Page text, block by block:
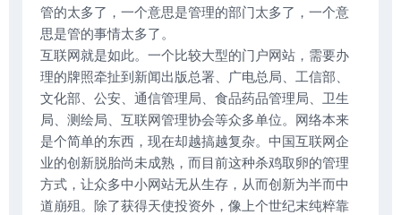
管的太多了，一个意思是管理的部门太多了，一个意
思是管的事情太多了。
互联网就是如此。一个比较大型的门户网站，需要办
理的牌照牵扯到新闻出版总署、广电总局、工信部、
文化部、公安、通信管理局、食品药品管理局、卫生
局、测绘局、互联网管理协会等众多单位。网络本来
是个简单的东西，现在却越搞越复杂。中国互联网企
业的创新脱胎尚未成熟，而目前这种杀鸡取卵的管理
方式，让众多中小网站无从生存，从而创新为半而中
道崩殂。除了获得天使投资外，像上个世纪末纯粹靠